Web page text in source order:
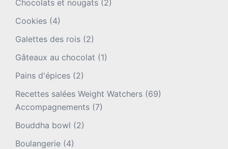
Chocolats et nougats (2)
Cookies (4)
Galettes des rois (2)
Gâteaux au chocolat (1)
Pains d'épices (2)
Recettes salées Weight Watchers (69)
Accompagnements (7)
Bouddha bowl (2)
Boulangerie (4)